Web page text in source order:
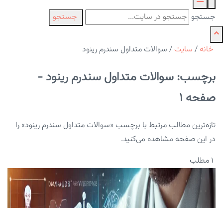
جستجو جستجو
خانه / سایت / سوالات متداول سندرم رینود
برچسب: سوالات متداول سندرم رینود -
صفحه 1
تازه‌ترین مطالب مرتبط با برچسب «سوالات متداول سندرم رینود» را
در این صفحه مشاهده می‌کنید.
۱ مطلب